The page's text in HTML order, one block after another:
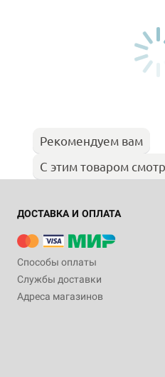
Рекомендуем вам
С этим товаром
ДОСТАВКА И ОПЛАТА
Способы оплаты
Службы доставки
Адреса магазинов